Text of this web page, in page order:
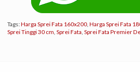
Tags:Harga Sprei Fata 160x200 Harga Sprei Fata
Sprei Tinggi 30 cm Sprei Fata Sprei Fata Premier